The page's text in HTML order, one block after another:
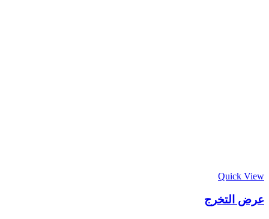
Quick View
عرض التخرج